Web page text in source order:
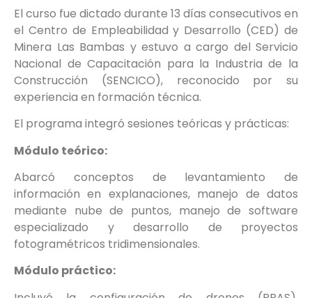
El curso fue dictado durante 13 días consecutivos en
el Centro de Empleabilidad y Desarrollo (CED) de
Minera Las Bambas y estuvo a cargo del Servicio
Nacional de Capacitación para la Industria de la
Construcción (SENCICO), reconocido por su
experiencia en formación técnica.
El programa integró sesiones teóricas y prácticas:
Módulo teórico:
Abarcó conceptos de levantamiento de
información en explanaciones, manejo de datos
mediante nube de puntos, manejo de software
especializado y desarrollo de proyectos
fotogramétricos tridimensionales.
Módulo práctico: